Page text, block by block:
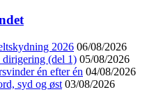
2026 06/08/2026
(del 1) 05/08/2026
én efter én 04/08/2026
syd og øst 03/08/2026